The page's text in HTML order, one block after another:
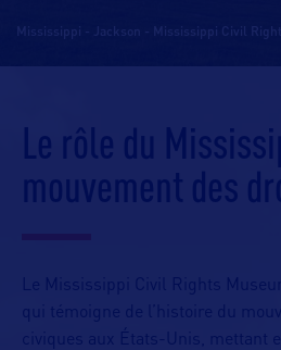
Mississippi - Jackson - Mississippi Civil
Le rôle du
mouvement des
Le Mississippi Civil Rights
qui témoigne de l’histoire du
civiques aux États-Unis, mettant